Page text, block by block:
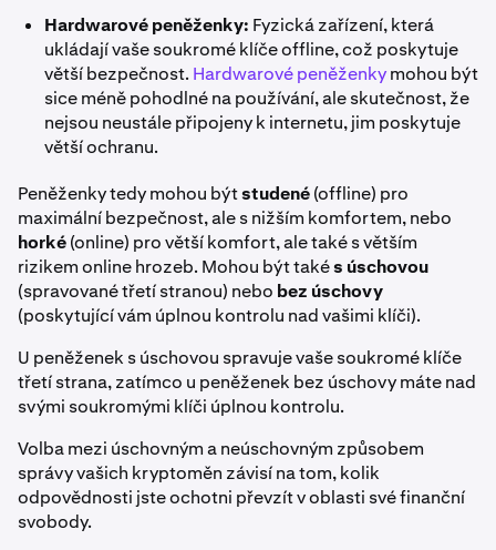
Hardwarové peněženky: Fyzická zařízení, která
ukládají vaše soukromé klíče offline, což poskytuje
větší bezpečnost. Hardwarové peněženkymohou být
sice méně pohodlné na používání, ale skutečnost, že
nejsou neustále připojeny k internetu, jim poskytuje
větší ochranu.
Peněženky tedy mohou býtstudené(offline) pro
maximální bezpečnost, ale s nižším komfortem, nebo
horké(online) pro větší komfort, ale také s větším
rizikem online hrozeb. Mohou být takés úschovou
(spravované třetí stranou) nebo bez úschovy
(poskytující vám úplnou kontrolu nad vašimi klíči).
U peněženek s úschovou spravuje vaše soukromé klíče
třetí strana, zatímco u peněženek bez úschovy máte nad
svými soukromými klíči úplnou kontrolu.
Volba mezi úschovným a neúschovným způsobem
správy vašich kryptoměn závisí na tom, kolik
odpovědnosti jste ochotni převzít v oblasti své finanční
svobody.